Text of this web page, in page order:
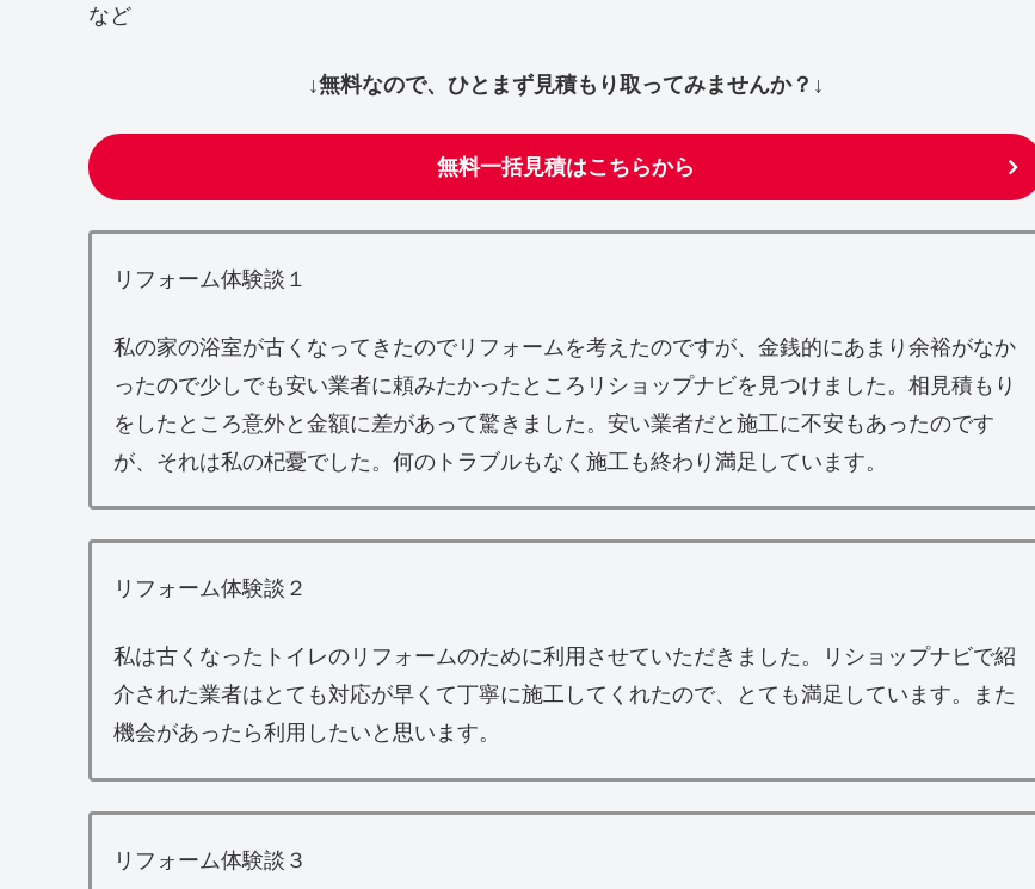
など
↓無料なので、ひとまず見積もり取ってみませんか？↓
無料一括見積はこちらから
リフォーム体験談１
私の家の浴室が古くなってきたのでリフォームを考えたのですが、金銭的にあまり余裕がなか
ったので少しでも安い業者に頼みたかったところリショップナビを見つけました。相見積もり
をしたところ意外と金額に差があって驚きました。安い業者だと施工に不安もあったのです
が、それは私の杞憂でした。何のトラブルもなく施工も終わり満足しています。
リフォーム体験談２
私は古くなったトイレのリフォームのために利用させていただきました。リショップナビで紹
介された業者はとても対応が早くて丁寧に施工してくれたので、とても満足しています。また
機会があったら利用したいと思います。
リフォーム体験談３